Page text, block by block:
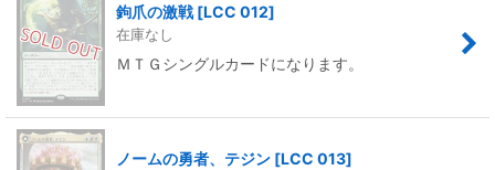
鉤爪の激戦 [LCC 012]
在庫なし
ＭＴＧシングルカードになります。
ノームの勇者、テジン [LCC 013]